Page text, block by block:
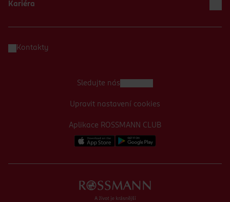
Kariéra
Kontakty
Aplikace ROSSMANN CLUB
Sledujte nás
Upravit nastavení cookies